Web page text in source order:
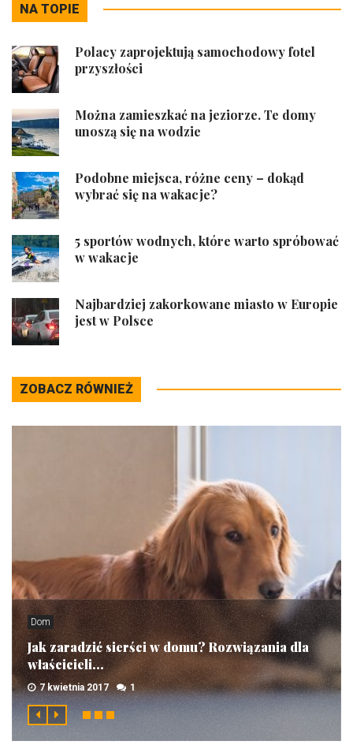
NA TOPIE
Polacy zaprojektują samochodowy fotel
przyszłości
Można zamieszkać na jeziorze. Te domy
unoszą się na wodzie
Podobne miejsca, różne ceny – dokąd
wybrać się na wakacje?
5 sportów wodnych, które warto spróbować
w wakacje
Najbardziej zakorkowane miasto w Europie
jest w Polsce
ZOBACZ RÓWNIEŻ
Dom
Jak zaradzić sierści w domu? Rozwiązania dla
właścicieli...
7 kwietnia 2017 1